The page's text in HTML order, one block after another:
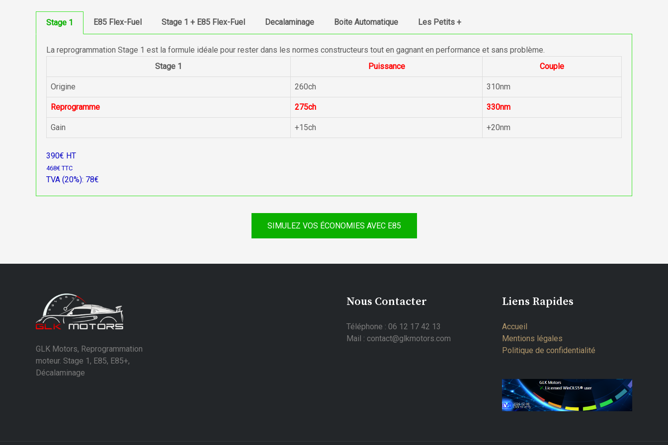
Stage 1 E85 Flex-Fuel Stage 1 + E85 Flex-Fuel Decalaminage Boite Automatique Les Petits +
La reprogrammation Stage 1 est la formule idéale pour rester dans les normes constructeurs tout en gagnant en performance et sans problème.
Stage 1
Puissance Couple
Origine 260ch 310nm
Reprogramme 275ch 330nm
Gain +15ch +20nm
390€ HT
468€ TTC
TVA (20%): 78€
SIMULEZ VOS ÉCONOMIES AVEC E85
GLK Motors, Reprogrammation
moteur. Stage 1, E85, E85+,
Décalaminage
Nous Contacter
Téléphone : 06 12 17 42 13
Mail : contact@glkmotors.com
Liens Rapides
Accueil
Mentions légales
Politique de confidentialité